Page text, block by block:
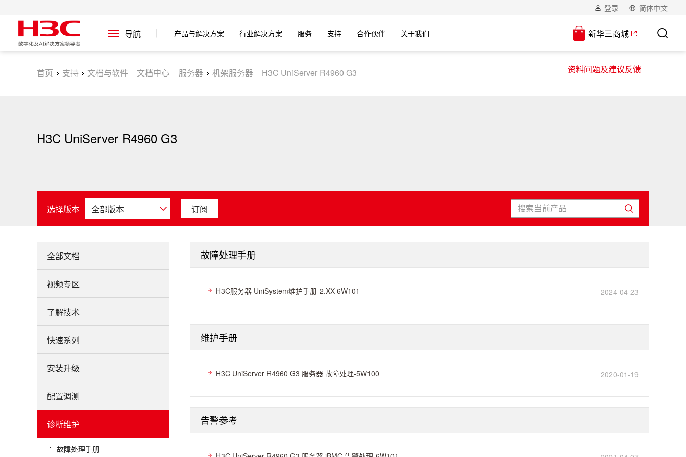
登录 简体中文
导航 产品与解决方案 行业解决方案 服务 支持 合作伙伴 关于我们 新华三商城
资料问题及建议反馈
首页 支持 文档与软件 文档中心 服务器 机架服务器 H3C UniServer R4960 G3
H3C UniServer R4960 G3
选择版本 订阅
全部文档
视频专区
了解技术
快速系列
安装升级
配置调测
诊断维护
故障处理手册
故障处理手册
H3C服务器 UniSystem维护手册-2.XX-6W101 2024-04-23
维护手册
H3C UniServer R4960 G3 服务器 故障处理-5W100 2020-01-19
告警参考